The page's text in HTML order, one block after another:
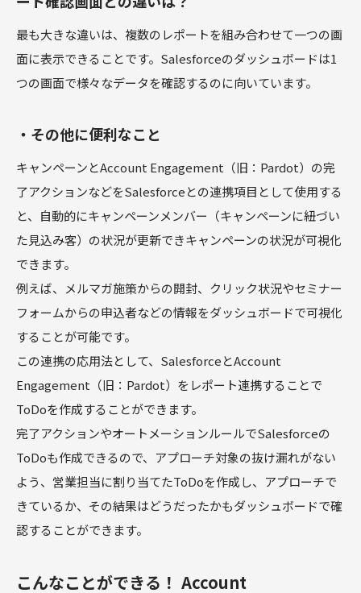
最も大きな違いは、複数のレポートを組み合わせて一つの画
面に表示できることです。Salesforceのダッシュボードは1
つの画面で様々なデータを確認するのに向いています。
・その他に便利なこと
キャンペーンとAccount Engagement（旧：Pardot）の完
了アクションなどをSalesforceとの連携項目として使用する
と、自動的にキャンペーンメンバー（キャンペーンに紐づい
た見込み客）の状況が更新できキャンペーンの状況が可視化
できます。
例えば、メルマガ施策からの開封、クリック状況やセミナー
フォームからの申込者などの情報をダッシュボードで可視化
することが可能です。
この連携の応用法として、SalesforceとAccount
Engagement（旧：Pardot）をレポート連携することで
ToDoを作成することができます。
完了アクションやオートメーションルールでSalesforceの
ToDoも作成できるので、アプローチ対象の抜け漏れがない
よう、営業担当に割り当てたToDoを作成し、アプローチで
きているか、その結果はどうだったかもダッシュボードで確
認することができます。
こんなことができる！ Account